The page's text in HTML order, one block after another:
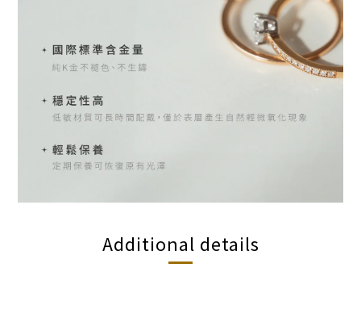
Additional details